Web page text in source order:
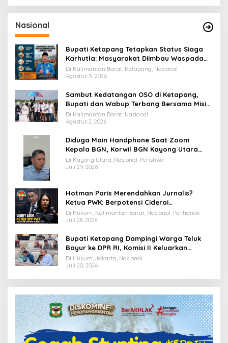
Nasional
Bupati Ketapang Tetapkan Status Siaga
Karhutla: Masyarakat Diimbau Waspada
Cuaca Ekstrem
Di Kalimantan Barat, Ketapang, Nasional
Agustus 5, 2026
Sambut Kedatangan OSO di Ketapang,
Bupati dan Wabup Terbang Bersama Misi
Keberkahan MTQ XXXIV di Kayong Utara
Di Kalimantan Barat, Nasional
Agustus 2, 2026
Diduga Main Handphone Saat Zoom
Kepala BGN, Korwil BGN Kayong Utara
Terancam Dimutasi ke Papua
Di Kayong Utara, Nasional, Peristiwa
Juli 29, 2026
Hotman Paris Merendahkan Jurnalis?
Ketua PWK: Berpotensi Ciderai
Penghormatan
Di Hukum, Kalimantan Barat, Nasional, Pontianak
Juli 28, 2026
Bupati Ketapang Dampingi Warga Teluk
Bayur ke DPR RI, Komisi II Keluarkan
Rekomendasi Tegas Soal Konflik Lahan PT
PTS
Di Hukum, Jakarta, Nasional
Juli 20, 2026